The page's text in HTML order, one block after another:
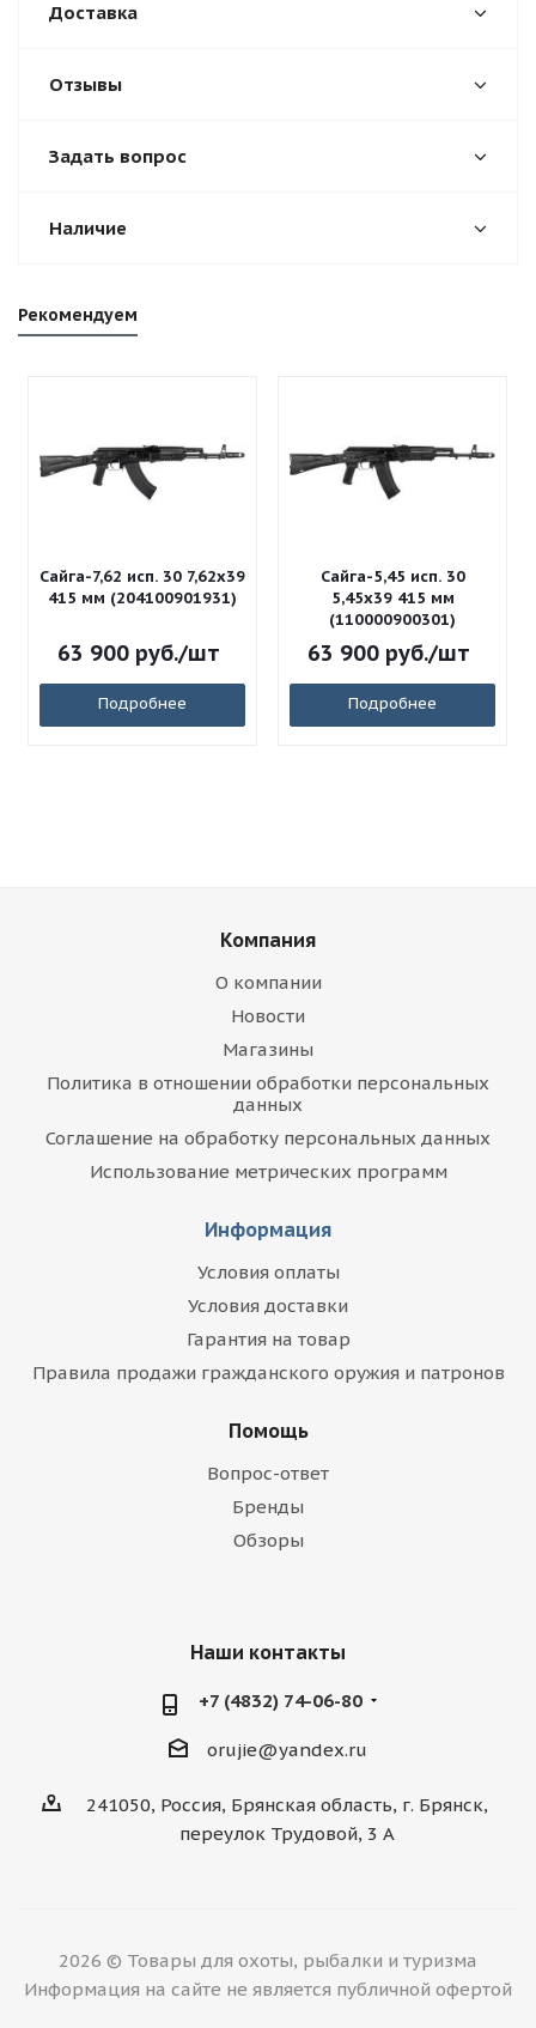
Доставка
Отзывы
Задать вопрос
Наличие
Рекомендуем
Сайга-7,62 исп. 30 7,62x39
415 мм (204100901931)
63 900руб./шт
Подробнее
Сайга-5,45 исп. 30
5,45x39 415 мм
(110000900301)
63 900руб./шт
Подробнее
Компания
О компании
Новости
Магазины
Политика в отношении обработки персональных
данных
Соглашение на обработку персональных данных
Использование метрических программ
Информация
Условия оплаты
Условия доставки
Гарантия на товар
Правила продажи гражданского оружия и патронов
Помощь
Вопрос-ответ
Бренды
Обзоры
Наши контакты
+7 (4832) 74-06-80
orujie@yandex.ru
241050, Россия, Брянская область, г. Брянск,
переулок Трудовой, 3 А
2026 © Товары для охоты, рыбалки и туризма
Информация на сайте не является публичной офертой